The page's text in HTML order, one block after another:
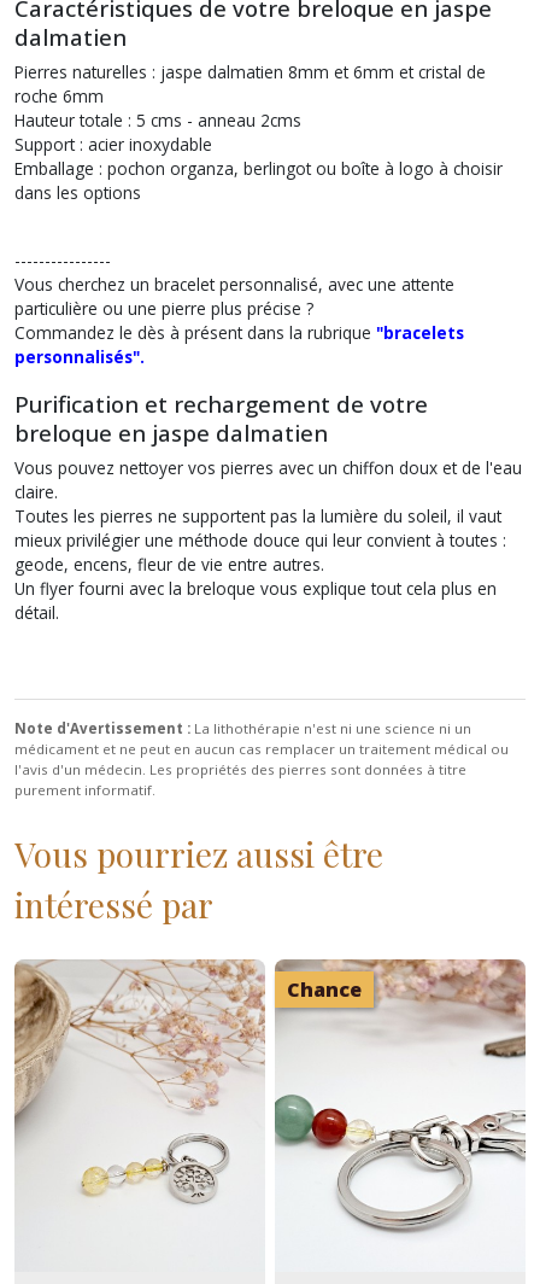
Caractéristiques de votre breloque en jaspe
dalmatien
Pierres naturelles : jaspe dalmatien 8mm et 6mm et cristal de
roche 6mm
Hauteur totale : 5 cms - anneau 2cms
Support : acier inoxydable
Emballage : pochon organza, berlingot ou boîte à logo à choisir
dans les options
----------------
Vous cherchez un bracelet personnalisé, avec une attente
particulière ou une pierre plus précise ?
Commandez le dès à présent dans la rubrique "bracelets
personnalisés".
Purification et rechargement de votre
breloque en jaspe dalmatien
Vous pouvez nettoyer vos pierres avec un chiffon doux et de l'eau
claire.
Toutes les pierres ne supportent pas la lumière du soleil, il vaut
mieux privilégier une méthode douce qui leur convient à toutes :
geode, encens, fleur de vie entre autres.
Un flyer fourni avec la breloque vous explique tout cela plus en
détail.
Note d'Avertissement : La lithothérapie n'est ni une science ni un
médicament et ne peut en aucun cas remplacer un traitement médical ou
l'avis d'un médecin. Les propriétés des pierres sont données à titre
purement informatif.
Vous pourriez aussi être
intéressé par
Chance